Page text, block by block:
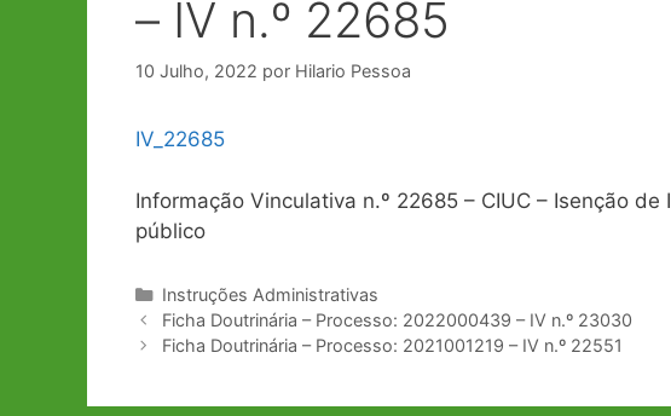
– IV n.º 22685
10 Julho, 2022 por Hilario Pessoa
IV_22685
Informação Vinculativa n.º 22685 – CIUC – Isenção
público
Categorias
Instruções Administrativas
Navegação
de
Ficha Doutrinária – Processo: 2022000439 – IV n.º 23030
Ficha Doutrinária – Processo: 2021001219 – IV n.º 22551